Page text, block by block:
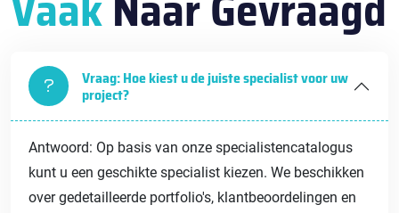
Vraag: Hoe kiest u de juiste specialist voor uw
project?
Antwoord: Op basis van onze specialistencatalogus
kunt u een geschikte specialist kiezen. We beschikken
over gedetailleerde portfolio's, klantbeoordelingen en